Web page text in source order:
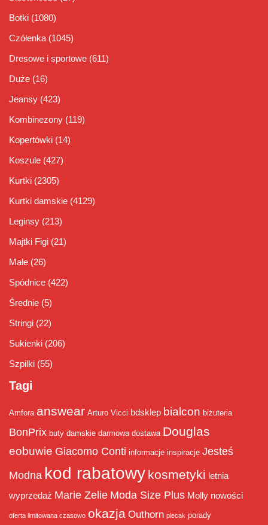
Botki (1080)
Czółenka (1045)
Dresowe i sportowe (611)
Duże (16)
Jeansy (423)
Kombinezony (119)
Kopertówki (14)
Koszule (427)
Kurtki (2305)
Kurtki damskie (4129)
Leginsy (213)
Majtki Figi (21)
Małe (26)
Spódnice (422)
Średnie (5)
Stringi (22)
Sukienki (206)
Szpilki (55)
Tagi
Amfora answear Arturo Vicci bdsklep bialcon biżuteria
BonPrix buty damskie darmowa dostawa Douglas
eobuwie Giacomo Conti informacje inspiracje Jesteś
Modna kod rabatowy kosmetyki letnia
wyprzedaż Marie Zelie Moda Size Plus Molly nowości
oferta limitowana czasowo okazja Outhorn plecak porady